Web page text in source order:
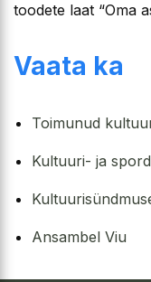
toodete laat “Oma
Vaata ka
Toimunud
Kultuuri- ja
Ansambel Viu